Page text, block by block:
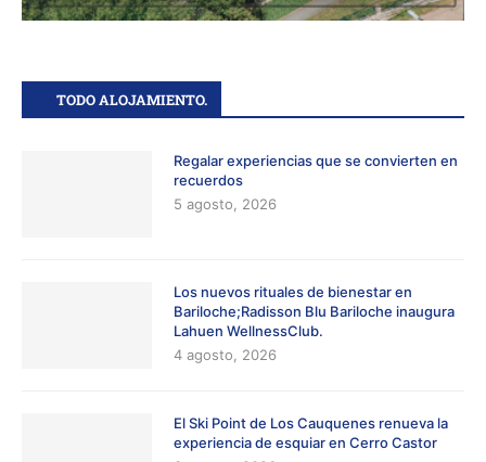
TODO ALOJAMIENTO.
Regalar experiencias que se convierten en
recuerdos
5 agosto, 2026
Los nuevos rituales de bienestar en
Bariloche;Radisson Blu Bariloche inaugura
Lahuen WellnessClub.
4 agosto, 2026
El Ski Point de Los Cauquenes renueva la
experiencia de esquiar en Cerro Castor